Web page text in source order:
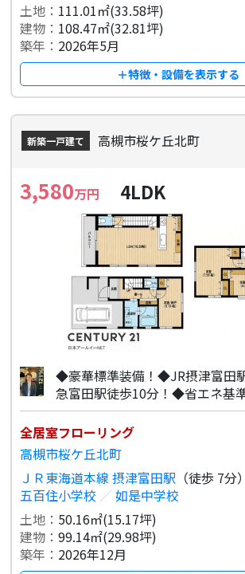
土地： 111.01㎡(33.58坪)
建物： 108.47㎡(32.81坪)
築年： 2026年5月
＋特徴・設備を表示する
新築一戸建て 高槻市桜ケ丘北町
3,580万円 4LDK
◆豪華標準装備！◆JR摂津富田
急富田駅徒歩10分！◆省エネ基
全居室フローリング
高槻市桜ケ丘北町
ＪＲ東海道本線 摂津富田駅 （徒歩 7分）
五百住小学校 ／ 如是中学校
土地： 50.16㎡(15.17坪)
建物：99.14㎡(29.98坪)
築年： 2026年12月